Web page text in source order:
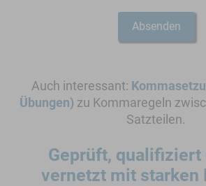
Absenden
Auch interessant:
Übungen) zu Kommaregeln
Satzteilen.
Geprüft, qualifiziert
vernetzt mit starken